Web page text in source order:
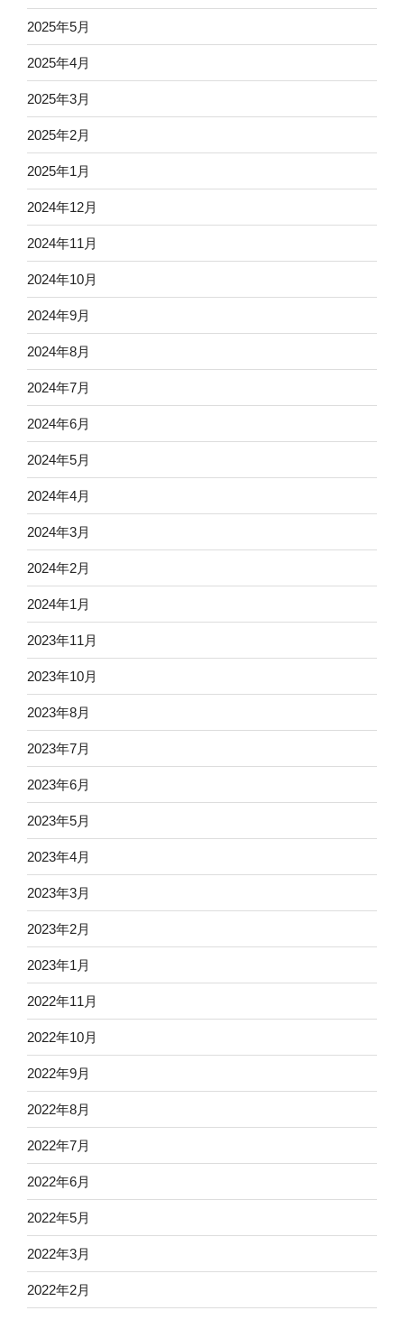
2025年5月
2025年4月
2025年3月
2025年2月
2025年1月
2024年12月
2024年11月
2024年10月
2024年9月
2024年8月
2024年7月
2024年6月
2024年5月
2024年4月
2024年3月
2024年2月
2024年1月
2023年11月
2023年10月
2023年8月
2023年7月
2023年6月
2023年5月
2023年4月
2023年3月
2023年2月
2023年1月
2022年11月
2022年10月
2022年9月
2022年8月
2022年7月
2022年6月
2022年5月
2022年3月
2022年2月